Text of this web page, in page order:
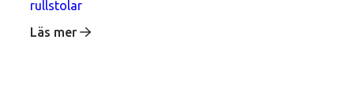
rullstolar
Läs mer